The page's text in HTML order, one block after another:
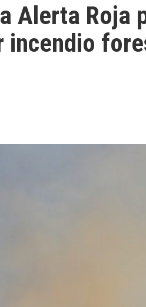
Alerta Roja
incendio